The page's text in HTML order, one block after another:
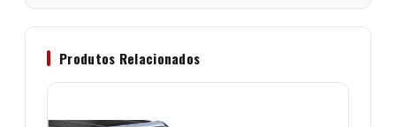
Produtos Relacionados